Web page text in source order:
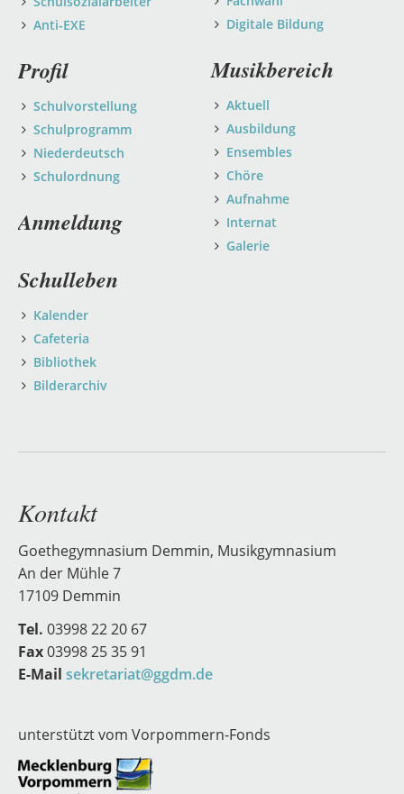
Anti-EXE
Digitale Bildung
Musikbereich
Aktuell
Ausbildung
Ensembles
Chöre
Aufnahme
Internat
Galerie
Profil
Schulvorstellung
Schulprogramm
Niederdeutsch
Schulordnung
Anmeldung
Schulleben
Kalender
Cafeteria
Bibliothek
Bilderarchiv
Kontakt
Goethegymnasium Demmin, Musikgymnasium
An der Mühle 7
17109 Demmin
Tel. 03998 22 20 67
Fax03998 25 35 91
E-Mail sekretariat@ggdm.de
unterstützt vom Vorpommern-Fonds